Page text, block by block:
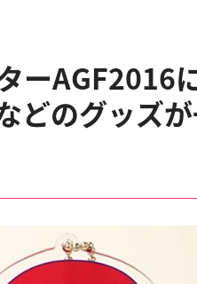
ーAGF2016
どのグッズ